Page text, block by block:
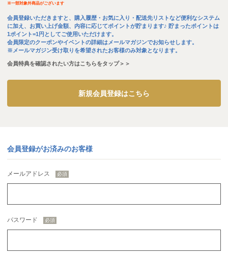
※一部対象外商品がございます
会員登録いただきますと、購入履歴・お気に入り・配送先リストなど便利なシステム
に加え、お買い上げ金額、内容に応じてポイントが貯まります♪ 貯まったポイントは
1ポイント=1円としてご使用いただけます。
会員限定のクーポンやイベントの詳細はメールマガジンでお知らせします。
※メールマガジン受け取りを希望されたお客様のみ対象となります。
会員特典を確認されたい方はこちらをタップ＞＞
新規会員登録はこちら
会員登録がお済みのお客様
メールアドレス
パスワード